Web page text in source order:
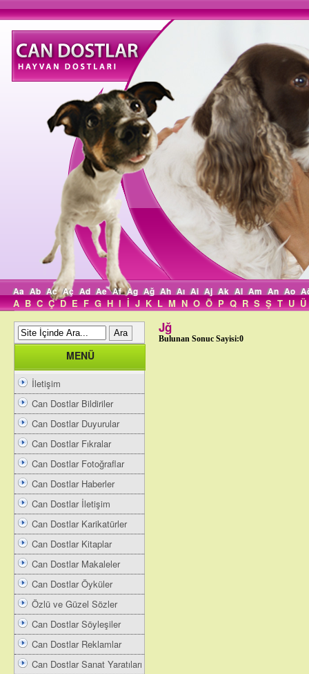
Aa Ab Ac Aç Ad Ae Af Ag Ağ Ah Aı Ai Aj Ak Al Am An Ao
A B C Ç D E F G H I İ J K L M N O Ö P Q R S Ş T U Ü
MENÜ
İletişim
Can Dostlar Bildiriler
Can Dostlar Duyurular
Can Dostlar Fıkralar
Can Dostlar Fotoğraflar
Can Dostlar Haberler
Can Dostlar İletişim
Can Dostlar Karikatürler
Can Dostlar Kitaplar
Can Dostlar Makaleler
Can Dostlar Öyküler
Özlü ve Güzel Sözler
Can Dostlar Söyleşiler
Can Dostlar Reklamlar
Can Dostlar Sanat Yaratıları
Jğ
Bulunan Sonuc Sayisi:0